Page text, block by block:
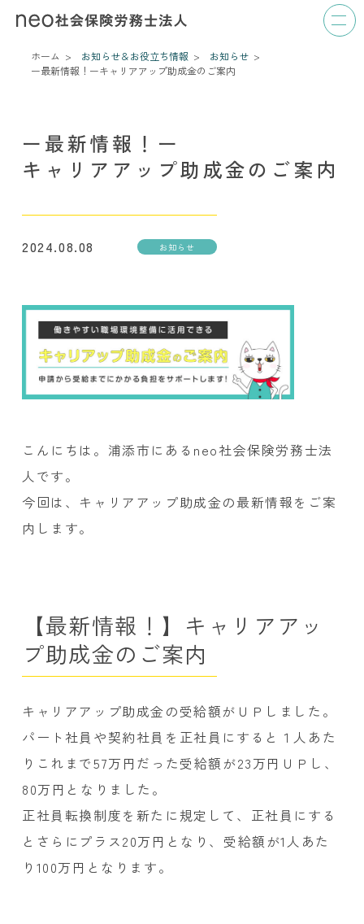
ホーム お知らせ＆お役立ち情報
お知らせ
ー最新情報！ーキャリアアップ助成金のご案内
ー最新情報！ー
キャリアアップ助成金のご案内
2024.08.08 お知らせ
こんにちは。浦添市にあるneo社会保険労務士法
人です。
今回は、キャリアアップ助成金の最新情報をご案
内します。
【最新情報！】キャリアアッ
プ助成金のご案内
キャリアアップ助成金の受給額がＵＰしました。
パート社員や契約社員を正社員にすると１人あた
りこれまで57万円だった受給額が23万円ＵＰし、
80万円となりました。
正社員転換制度を新たに規定して、正社員にする
とさらにプラス20万円となり、受給額が1人あた
り100万円となります。